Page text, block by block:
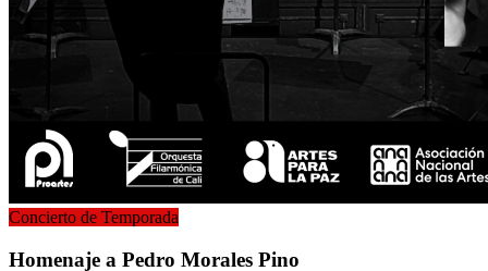
Concierto de Temporada
Homenaje a Pedro Morales Pino